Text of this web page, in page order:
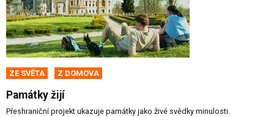
ZE SVĚTA Z DOMOVA
Památky žijí
Přeshraniční projekt ukazuje památky jako živé svědky minulosti.